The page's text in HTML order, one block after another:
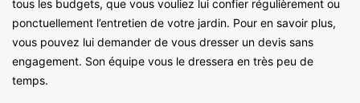
tous les budgets, que vous vouliez lui confier régulièrement ou
ponctuellement l’entretien de votre jardin. Pour en savoir plus,
vous pouvez lui demander de vous dresser un devis sans
engagement. Son équipe vous le dressera en très peu de
temps.